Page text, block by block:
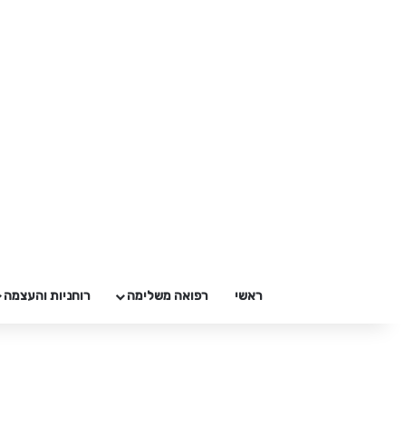
ראשי רפואה משלימה רוחניות והעצמה